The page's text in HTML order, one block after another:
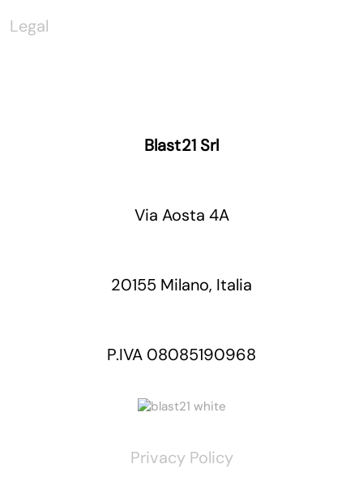
Legal
Blast21 Srl
Via Aosta 4A
20155 Milano, Italia
P.IVA 08085190968
Privacy Policy